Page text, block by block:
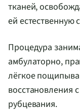
тканей,
ей естественную
Процедура
амбулаторно,
лёгкое
восстановления
рубцевания.